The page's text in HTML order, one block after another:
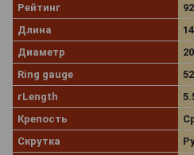
Рейтинг
92
Длина
Диаметр
Ring gauge
52
rLength
Крепость
Скрутка